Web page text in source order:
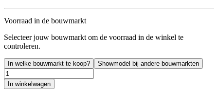
Voorraad in de bouwmarkt
Selecteer jouw bouwmarkt om de voorraad in de winkel te
controleren.
In welke bouwmarkt te koop? Showmodel bij andere bouwmarkten
In winkelwagen